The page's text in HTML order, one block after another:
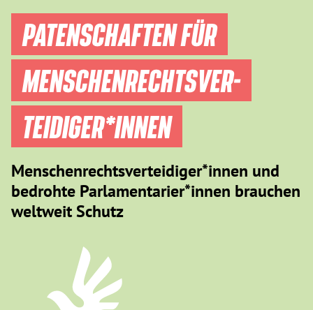
PATENSCHAFTEN FÜR
MENSCHEN­RECHTS­VER­
TEIDIGER­*INNEN
Menschenrechtsverteidiger*innen und
bedrohte Parlamentarier*innen brauchen
weltweit Schutz